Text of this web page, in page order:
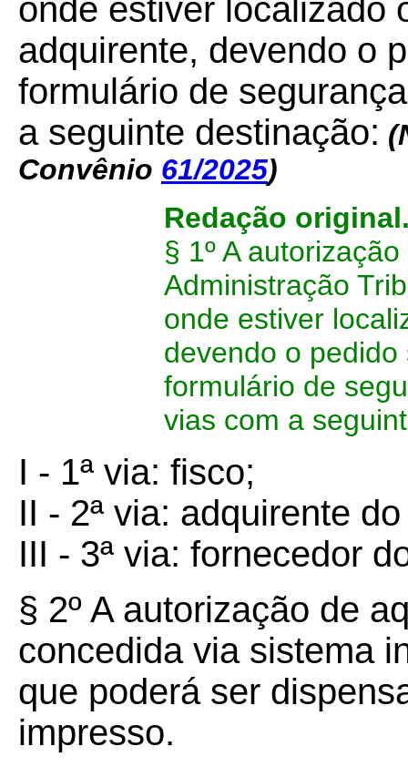
onde estiver localizado
adquirente, devendo o
formulário de
a seguinte destinação:
Convênio 61/2025)
Redação
§ 1º A
Administração
onde estiver
devendo o
formulário de
vias com a
I - 1ª via: fisco;
II - 2ª via: adquirente
III - 3ª via: fornecedor
§ 2º A autorização de
concedida via sistema
que poderá ser
impresso.